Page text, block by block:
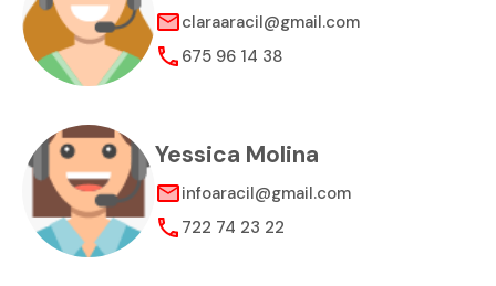
claraaracil@gmail.com
675 96 14 38
Yessica Molina
infoaracil@gmail.com
722 74 23 22